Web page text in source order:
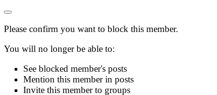
Please confirm you want to block this member.
You will no longer be able to:
See blocked member's posts
Mention this member in posts
Invite this member to groups